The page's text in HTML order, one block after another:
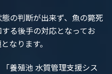
の判断が出来ず、魚の斃死
る後手の対応となってお
なります。
養殖池 水質管理支援シス